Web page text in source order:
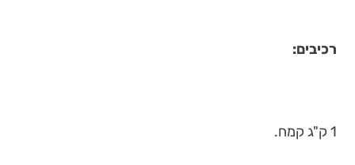
רכיבים:
1 ק"ג קמח.